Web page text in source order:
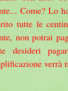
Come? Lo
tutte le
non potrai
desideri
verrà